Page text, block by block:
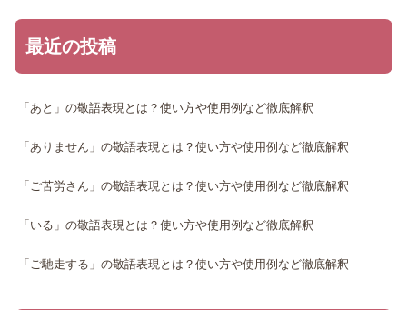
最近の投稿
「あと」の敬語表現とは？使い方や使用例など徹底解釈
「ありません」の敬語表現とは？使い方や使用例など徹底解釈
「ご苦労さん」の敬語表現とは？使い方や使用例など徹底解釈
「いる」の敬語表現とは？使い方や使用例など徹底解釈
「ご馳走する」の敬語表現とは？使い方や使用例など徹底解釈